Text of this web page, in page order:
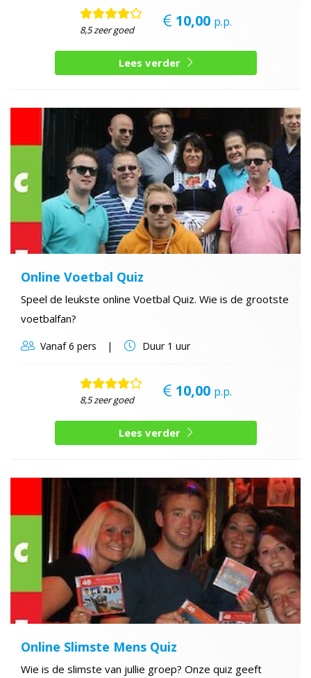
8,5 zeer goed 10,00 p.p.
Lees verder
Online Voetbal Quiz
Speel de leukste online Voetbal Quiz. Wie is de grootste
voetbalfan?
Vanaf6 pers Duur1 uur
8,5 zeer goed 10,00 p.p.
Lees verder
Online Slimste Mens Quiz
Wie is de slimste van jullie groep? Onze quiz geeft